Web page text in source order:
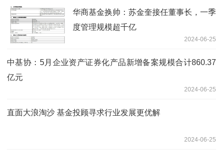
华商基金换帅：苏金奎接任董事长，一季
度管理规模超千亿
2024-06-25
中基协：5月企业资产证券化产品新增备案规模合计860.37
亿元
2024-06-25
直面大浪淘沙 基金投顾寻求行业发展更优解
2024-06-25